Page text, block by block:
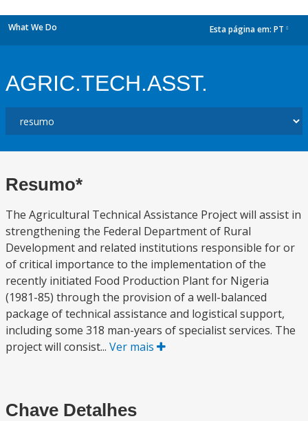
What We Do Esta página em: PT
AGRIC.TECH.ASST.
Resumo*
The Agricultural Technical Assistance Project will assist in
strengthening the Federal Department of Rural
Development and related institutions responsible for or
of critical importance to the implementation of the
recently initiated Food Production Plant for Nigeria
(1981-85) through the provision of a well-balanced
package of technical assistance and logistical support,
including some 318 man-years of specialist services. The
project will consist... Ver mais
Chave Detalhes